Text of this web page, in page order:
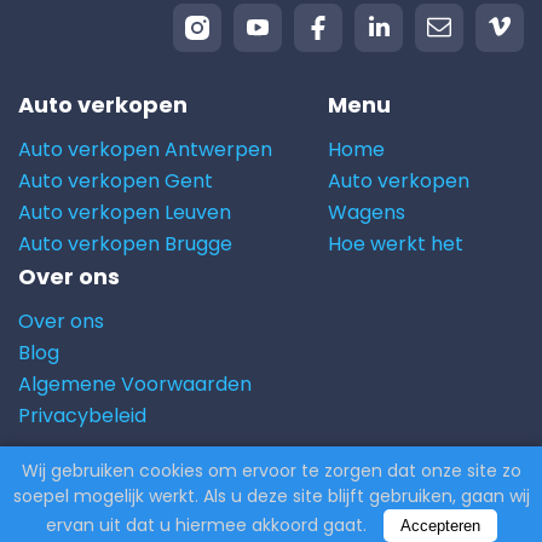
Auto verkopen
Auto verkopen Antwerpen
Auto verkopen Gent
Auto verkopen Leuven
Auto verkopen Brugge
Menu
Home
Auto verkopen
Wagens
Hoe werkt het
Over ons
Over ons
Blog
Algemene Voorwaarden
Privacybeleid
© 2026 Carito.com. | Alle rechten voorbehouden |
Powered byCodiCo.io
Wij gebruiken cookies om ervoor te zorgen dat onze site zo
soepel mogelijk werkt. Als u deze site blijft gebruiken, gaan wij
ervan uit dat u hiermee akkoord gaat.
Accepteren